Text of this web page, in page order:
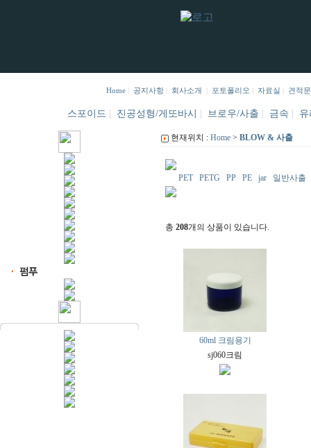
Home 공지사항 회사소개 포토폴리오 자료실 견적
스포이드 진공성형/게또바시 브로우/사출 금속
현재위치 : Home > BLOW & 사출
PET PETG PP PE jar 일반사출
총 208개의 상품이 있습니다.
60ml 크림용기
sj060크림